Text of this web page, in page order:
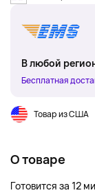
В любой
Бесплатная
Товар из США
О товаре
Готовится за 12